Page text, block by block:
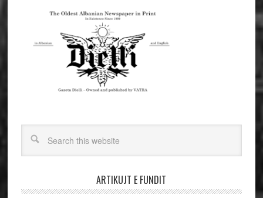
ARTIKUJT E FUNDIT